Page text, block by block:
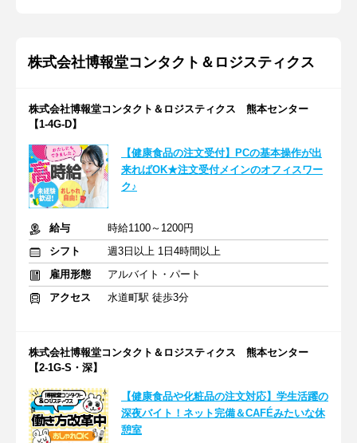
株式会社博報堂コンタクト＆ロジスティクス
株式会社博報堂コンタクト＆ロジスティクス 熊本センター
【1-4G-D】
【健康食品の注文受付】PCの基本操作が出
来ればOK★注文受付メインのオフィスワー
ク♪
給与
時給1100～1200円
シフト
週3日以上 1日4時間以上
雇用形態
アルバイト・パート
アクセス
水道町駅 徒歩3分
株式会社博報堂コンタクト＆ロジスティクス 熊本センター
【2-1G-S・深】
【健康食品や化粧品の注文対応】学生活躍の
深夜バイト！ネット完備＆CAFÉみたいな休
憩室